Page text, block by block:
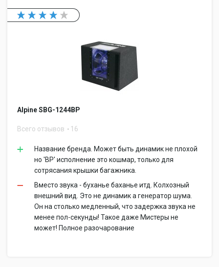
Alpine SBG-1244BP
Всего отзывов 16
Название бренда. Может быть динамик не плохой
но 'BP' исполнение это кошмар, только для
сотрясания крышки багажника.
Вместо звука - буханье баханье итд. Колхозный
внешний вид. Это не динамик а генератор шума.
Он на столько медленный, что задержка звука не
менее пол-секунды! Такое даже Мистеры не
может! Полное разочарование